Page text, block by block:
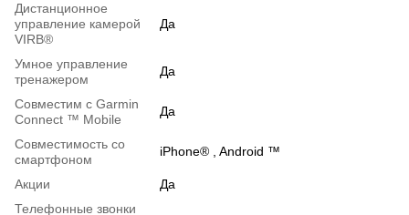
Дистанционное
управление камерой
VIRB®
Да
Умное управление
тренажером
Да
Совместим с Garmin
Connect ™ Mobile
Да
Совместимость со
смартфоном
iPhone® , Android ™
Акции
Да
Телефонные звонки